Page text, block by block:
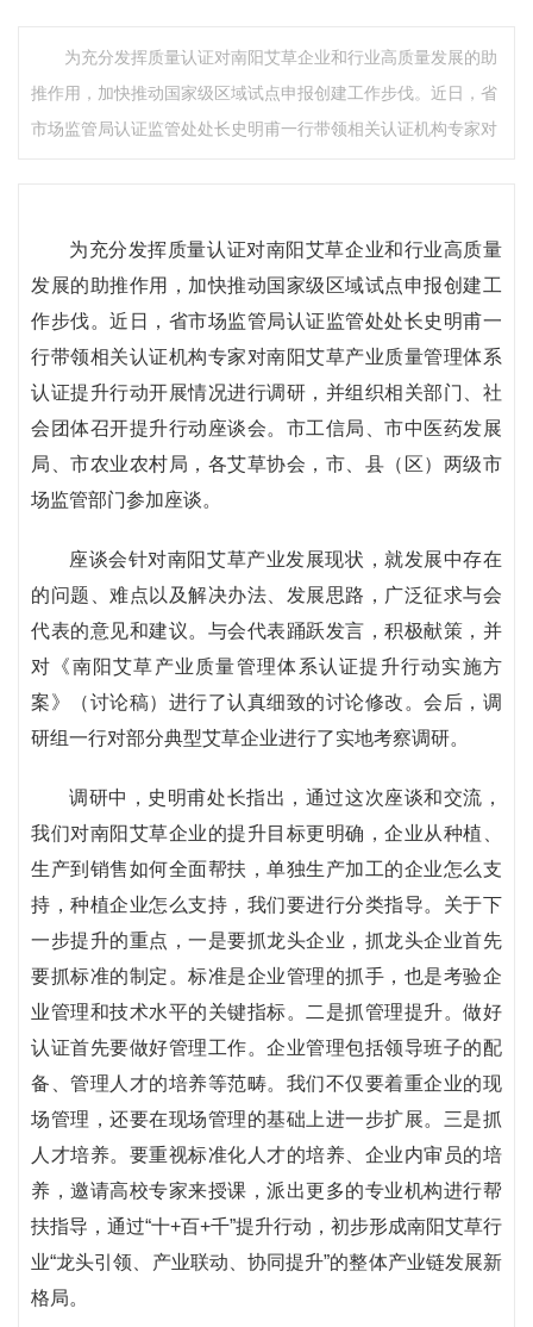
为充分发挥质量认证对南阳艾草企业和行业高质量发展的助
推作用，加快推动国家级区域试点申报创建工作步伐。近日，省
市场监管局认证监管处处长史明甫一行带领相关认证机构专家对
为充分发挥质量认证对南阳艾草企业和行业高质量
发展的助推作用，加快推动国家级区域试点申报创建工
作步伐。近日，省市场监管局认证监管处处长史明甫一
行带领相关认证机构专家对南阳艾草产业质量管理体系
认证提升行动开展情况进行调研，并组织相关部门、社
会团体召开提升行动座谈会。市工信局、市中医药发展
局、市农业农村局，各艾草协会，市、县（区）两级市
场监管部门参加座谈。
座谈会针对南阳艾草产业发展现状，就发展中存在
的问题、难点以及解决办法、发展思路，广泛征求与会
代表的意见和建议。与会代表踊跃发言，积极献策，并
对《南阳艾草产业质量管理体系认证提升行动实施方
案》（讨论稿）进行了认真细致的讨论修改。会后，调
研组一行对部分典型艾草企业进行了实地考察调研。
调研中，史明甫处长指出，通过这次座谈和交流，
我们对南阳艾草企业的提升目标更明确，企业从种植、
生产到销售如何全面帮扶，单独生产加工的企业怎么支
持，种植企业怎么支持，我们要进行分类指导。关于下
一步提升的重点，一是要抓龙头企业，抓龙头企业首先
要抓标准的制定。标准是企业管理的抓手，也是考验企
业管理和技术水平的关键指标。二是抓管理提升。做好
认证首先要做好管理工作。企业管理包括领导班子的配
备、管理人才的培养等范畴。我们不仅要着重企业的现
场管理，还要在现场管理的基础上进一步扩展。三是抓
人才培养。要重视标准化人才的培养、企业内审员的培
养，邀请高校专家来授课，派出更多的专业机构进行帮
扶指导，通过“十+百+千”提升行动，初步形成南阳艾草行
业“龙头引领、产业联动、协同提升”的整体产业链发展新
格局。